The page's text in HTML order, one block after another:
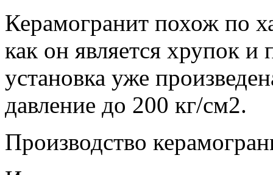
Керамогранит похож по
как он является хрупок и
установка уже
давление до 200 кг/см2.
Производство